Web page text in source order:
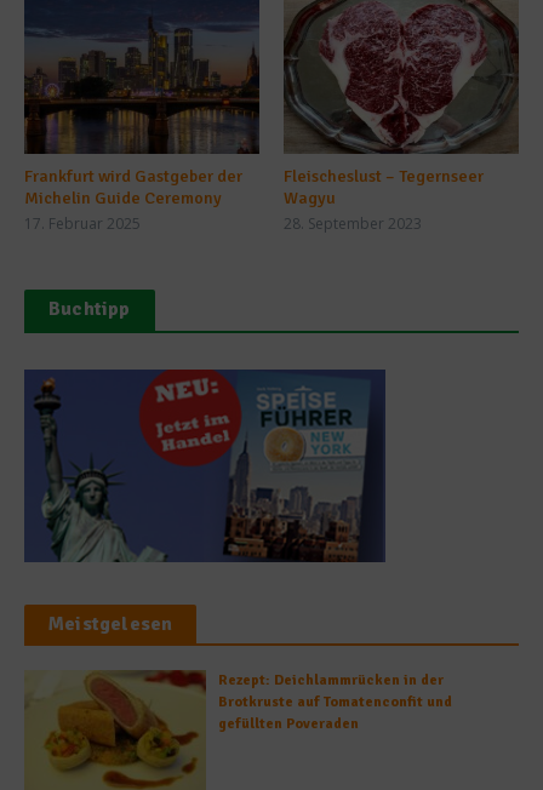
Frankfurt wird Gastgeber der
Michelin Guide Ceremony
17. Februar 2025
Fleischeslust – Tegernseer
Wagyu
28. September 2023
Buchtipp
Meistgelesen
Rezept: Deichlammrücken in der
Brotkruste auf Tomatenconfit und
gefüllten Poveraden